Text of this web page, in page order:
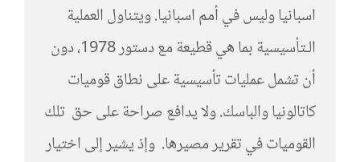
اسبانيا وليس في أمم اسبانيا. ويتناول العملية
الـتأسيسية بما هي قطيعة مع دستور 1978، دون
أن تشمل عمليات تأسيسية على نطاق قوميات
كاتالونيا والباسك. ولا يدافع صراحة على حق تلك
القوميات في تقرير مصيرها. وإذ يشير إلى اختيار